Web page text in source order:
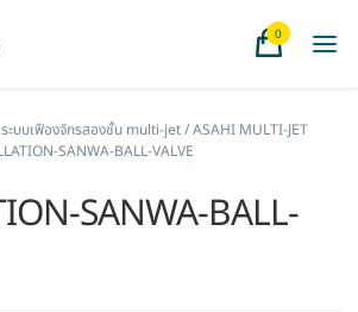
0
ะบบเฟืองจักรสองชั้น multi-jet / ASAHI MULTI-JET
SANWA-BALL-VALVE
SANWA-BALL-